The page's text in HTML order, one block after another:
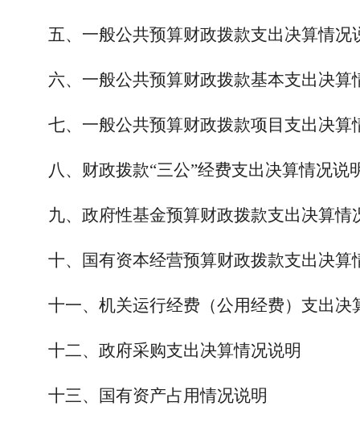
五、一般公共预算财政拨款支出决算情况
六、一般公共预算财政拨款基本支出决算
七、一般公共预算财政拨款项目支出决算
八、财政拨款“三公”经费支出决算情况说
九、政府性基金预算财政拨款支出决算情
十、国有资本经营预算财政拨款支出决算
十一、机关运行经费（公用经费）支出决
十二、政府采购支出决算情况说明
十三、国有资产占用情况说明